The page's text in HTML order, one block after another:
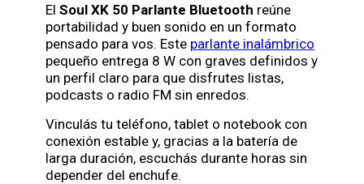
El Soul XK 50 Parlante Bluetooth reúne
portabilidad y buen sonido en un formato
pensado para vos. Este parlante inalámbrico
pequeño entrega 8 W con graves definidos y
un perfil claro para que disfrutes listas,
podcasts o radio FM sin enredos.
Vinculás tu teléfono, tablet o notebook con
conexión estable y, gracias a la batería de
larga duración, escuchás durante horas sin
depender del enchufe.